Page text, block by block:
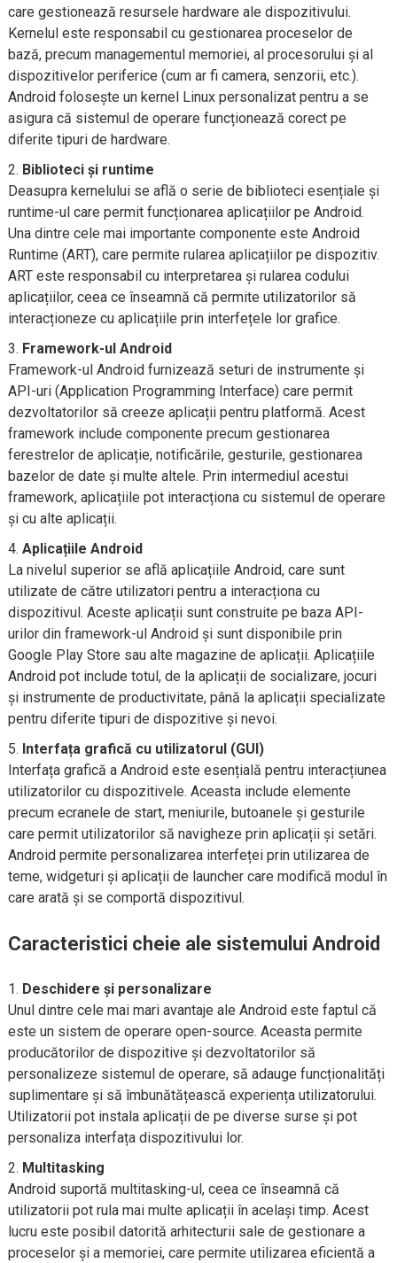
care gestionează resursele hardware ale dispozitivului.
Kernelul este responsabil cu gestionarea proceselor de
bază, precum managementul memoriei, al procesorului și al
dispozitivelor periferice (cum ar fi camera, senzorii, etc.).
Android folosește un kernel Linux personalizat pentru a se
asigura că sistemul de operare funcționează corect pe
diferite tipuri de hardware.
Biblioteci și runtime
Deasupra kernelului se află o serie de biblioteci esențiale și
runtime-ul care permit funcționarea aplicațiilor pe Android.
Una dintre cele mai importante componente este Android
Runtime (ART), care permite rularea aplicațiilor pe dispozitiv.
ART este responsabil cu interpretarea și rularea codului
aplicațiilor, ceea ce înseamnă că permite utilizatorilor să
interacționeze cu aplicațiile prin interfețele lor grafice.
Framework-ul Android
Framework-ul Android furnizează seturi de instrumente și
API-uri (Application Programming Interface) care permit
dezvoltatorilor să creeze aplicații pentru platformă. Acest
framework include componente precum gestionarea
ferestrelor de aplicație, notificările, gesturile, gestionarea
bazelor de date și multe altele. Prin intermediul acestui
framework, aplicațiile pot interacționa cu sistemul de operare
și cu alte aplicații.
Aplicațiile Android
La nivelul superior se află aplicațiile Android, care sunt
utilizate de către utilizatori pentru a interacționa cu
dispozitivul. Aceste aplicații sunt construite pe baza API-
urilor din framework-ul Android și sunt disponibile prin
Google Play Store sau alte magazine de aplicații. Aplicațiile
Android pot include totul, de la aplicații de socializare, jocuri
și instrumente de productivitate, până la aplicații specializate
pentru diferite tipuri de dispozitive și nevoi.
Interfața grafică cu utilizatorul (GUI)
Interfața grafică a Android este esențială pentru interacțiunea
utilizatorilor cu dispozitivele. Aceasta include elemente
precum ecranele de start, meniurile, butoanele și gesturile
care permit utilizatorilor să navigheze prin aplicații și setări.
Android permite personalizarea interfeței prin utilizarea de
teme, widgeturi și aplicații de launcher care modifică modul în
care arată și se comportă dispozitivul.
Caracteristici cheie ale sistemului Android
Deschidere și personalizare
Unul dintre cele mai mari avantaje ale Android este faptul că
este un sistem de operare open-source. Aceasta permite
producătorilor de dispozitive și dezvoltatorilor să
personalizeze sistemul de operare, să adauge funcționalități
suplimentare și să îmbunătățească experiența utilizatorului.
Utilizatorii pot instala aplicații de pe diverse surse și pot
personaliza interfața dispozitivului lor.
Multitasking
Android suportă multitasking-ul, ceea ce înseamnă că
utilizatorii pot rula mai multe aplicații în același timp. Acest
lucru este posibil datorită arhitecturii sale de gestionare a
proceselor și a memoriei, care permite utilizarea eficientă a